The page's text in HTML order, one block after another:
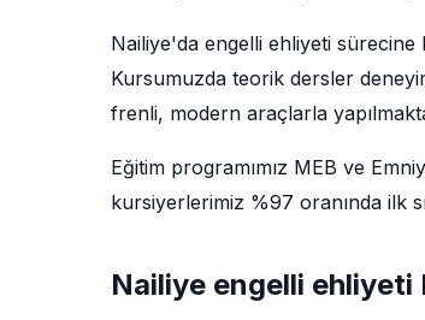
Nailiye'da engelli ehliyeti sürecine
Kursumuzda teorik dersler
frenli, modern araçlarla
Eğitim programımız MEB ve
kursiyerlerimiz %97 oranında ilk
Nailiye engelli ehliyeti